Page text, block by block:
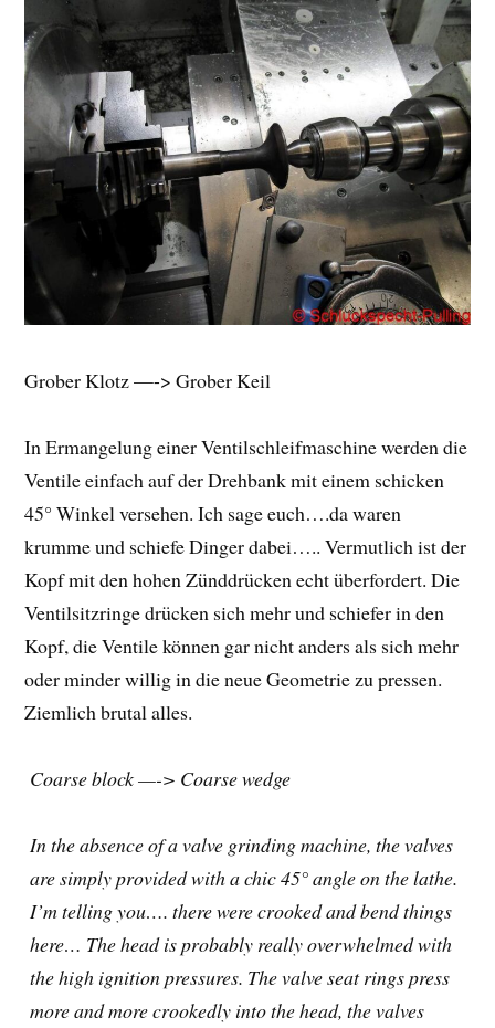
Grober Klotz —-> Grober Keil
In Ermangelung einer Ventilschleifmaschine werden die
Ventile einfach auf der Drehbank mit einem schicken
45° Winkel versehen. Ich sage euch….da waren
krumme und schiefe Dinger dabei….. Vermutlich ist der
Kopf mit den hohen Zünddrücken echt überfordert. Die
Ventilsitzringe drücken sich mehr und schiefer in den
Kopf, die Ventile können gar nicht anders als sich mehr
oder minder willig in die neue Geometrie zu pressen.
Ziemlich brutal alles.
Coarse block —-> Coarse wedge
In the absence of a valve grinding machine, the valves
are simply provided with a chic 45° angle on the lathe.
I’m telling you…. there were crooked and bend things
here… The head is probably really overwhelmed with
the high ignition pressures. The valve seat rings press
more and more crookedly into the head, the valves